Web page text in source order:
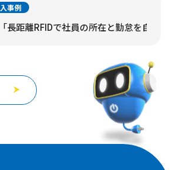
事例
長距離RFIDで社員の所在と勤怠を自動